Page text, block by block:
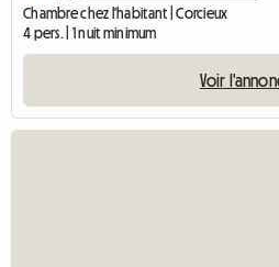
Chambre chez l'habitant | Corcieux
4 pers. | 1 nuit minimum
Voir